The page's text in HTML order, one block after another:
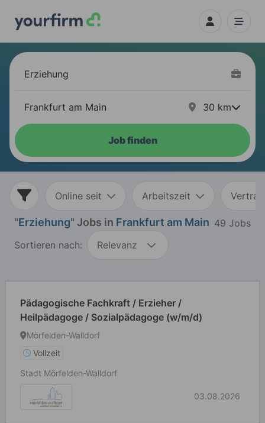
30 km
Job finden
Online seit Arbeitszeit
"Erziehung" Jobs in Frankfurt am Main 49 Jobs
Sortieren nach:
Relevanz
Pädagogische Fachkraft / Erzieher /
Heilpädagoge / Sozialpädagoge (w/m/d)
Mörfelden-Walldorf
Vollzeit
Stadt Mörfelden-Walldorf
03.08.2026